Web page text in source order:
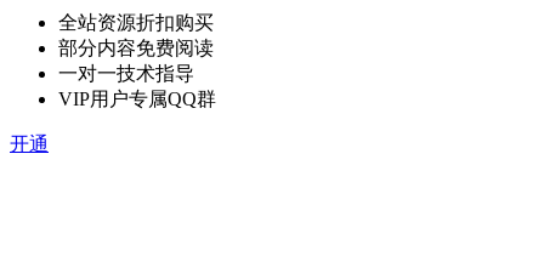
全站资源折扣购买
部分内容免费阅读
一对一技术指导
VIP用户专属QQ群
开通